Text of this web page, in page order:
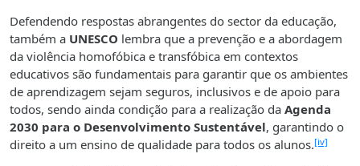
Defendendo respostas abrangentes do sector da educação,
também a UNESCO lembra que a prevenção e a abordagem
da violência homofóbica e transfóbica em contextos
educativos são fundamentais para garantir que os ambientes
de aprendizagem sejam seguros, inclusivos e de apoio para
todos, sendo ainda condição para a realização da Agenda
2030 para o Desenvolvimento Sustentável, garantindo o
direito a um ensino de qualidade para todos os alunos.[iv]